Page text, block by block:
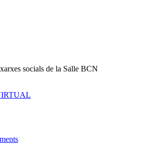
socials de la Salle BCN